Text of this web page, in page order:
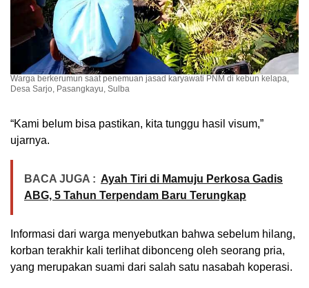
Warga berkerumun saat penemuan jasad karyawati PNM di kebun kelapa,
Desa Sarjo, Pasangkayu, Sulba
“Kami belum bisa pastikan, kita tunggu hasil visum,”
ujarnya.
BACA JUGA : Ayah Tiri di Mamuju Perkosa Gadis
ABG, 5 Tahun Terpendam Baru Terungkap
Informasi dari warga menyebutkan bahwa sebelum hilang,
korban terakhir kali terlihat dibonceng oleh seorang pria,
yang merupakan suami dari salah satu nasabah koperasi.